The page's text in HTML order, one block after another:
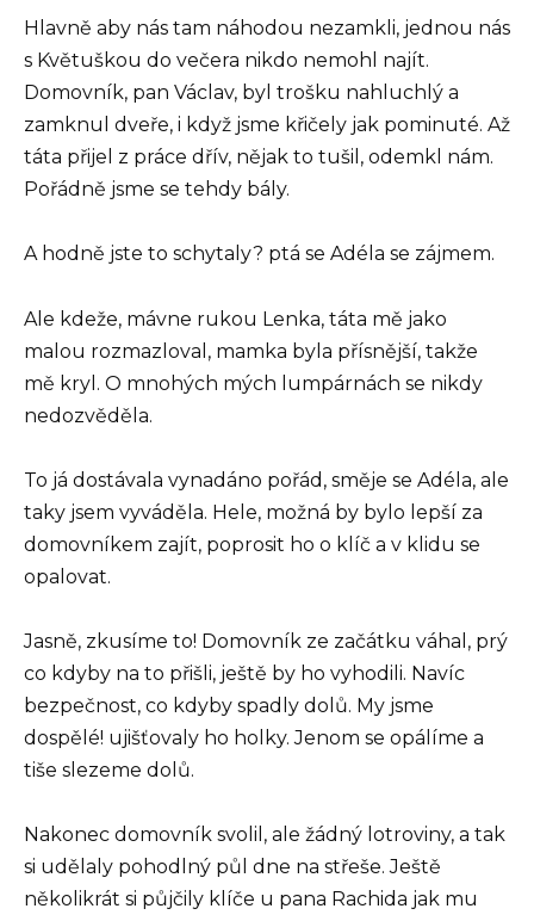
Hlavně aby nás tam náhodou nezamkli, jednou nás
s Květuškou do večera nikdo nemohl najít.
Domovník, pan Václav, byl trošku nahluchlý a
zamknul dveře, i když jsme křičely jak pominuté. Až
táta přijel z práce dřív, nějak to tušil, odemkl nám.
Pořádně jsme se tehdy bály.
A hodně jste to schytaly? ptá se Adéla se zájmem.
Ale kdeže, mávne rukou Lenka, táta mě jako
malou rozmazloval, mamka byla přísnější, takže
mě kryl. O mnohých mých lumpárnách se nikdy
nedozvěděla.
To já dostávala vynadáno pořád, směje se Adéla, ale
taky jsem vyváděla. Hele, možná by bylo lepší za
domovníkem zajít, poprosit ho o klíč a v klidu se
opalovat.
Jasně, zkusíme to! Domovník ze začátku váhal, prý
co kdyby na to přišli, ještě by ho vyhodili. Navíc
bezpečnost, co kdyby spadly dolů. My jsme
dospělé! ujišťovaly ho holky. Jenom se opálíme a
tiše slezeme dolů.
Nakonec domovník svolil, ale žádný lotroviny, a tak
si udělaly pohodlný půl dne na střeše. Ještě
několikrát si půjčily klíče u pana Rachida jak mu